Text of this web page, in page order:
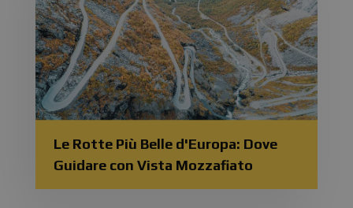
Le Rotte Più Belle d'Europa: Dove
Guidare con Vista Mozzafiato